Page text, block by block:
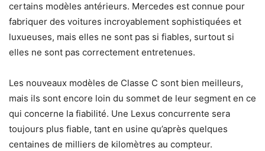
certains modèles antérieurs. Mercedes est connue pour
fabriquer des voitures incroyablement sophistiquées et
luxueuses, mais elles ne sont pas si fiables, surtout si
elles ne sont pas correctement entretenues.
Les nouveaux modèles de Classe C sont bien meilleurs,
mais ils sont encore loin du sommet de leur segment en ce
qui concerne la fiabilité. Une Lexus concurrente sera
toujours plus fiable, tant en usine qu’après quelques
centaines de milliers de kilomètres au compteur.